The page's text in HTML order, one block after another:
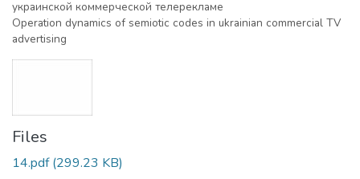
украинской коммерческой телерекламе
Operation dynamics of semiotic codes in ukrainian commercial TV
advertising
Files
14.pdf(299.23 KB)